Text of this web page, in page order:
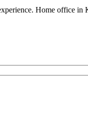
Home office